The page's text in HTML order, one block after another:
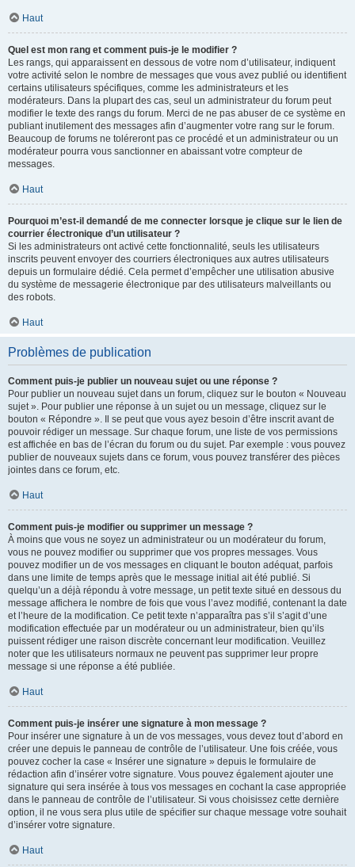
Haut
Quel est mon rang et comment puis-je le modifier ?
Les rangs, qui apparaissent en dessous de votre nom d’utilisateur, indiquent
votre activité selon le nombre de messages que vous avez publié ou identifient
certains utilisateurs spécifiques, comme les administrateurs et les
modérateurs. Dans la plupart des cas, seul un administrateur du forum peut
modifier le texte des rangs du forum. Merci de ne pas abuser de ce système en
publiant inutilement des messages afin d’augmenter votre rang sur le forum.
Beaucoup de forums ne toléreront pas ce procédé et un administrateur ou un
modérateur pourra vous sanctionner en abaissant votre compteur de
messages.
Haut
Pourquoi m’est-il demandé de me connecter lorsque je clique sur le lien de
courrier électronique d’un utilisateur ?
Si les administrateurs ont activé cette fonctionnalité, seuls les utilisateurs
inscrits peuvent envoyer des courriers électroniques aux autres utilisateurs
depuis un formulaire dédié. Cela permet d’empêcher une utilisation abusive
du système de messagerie électronique par des utilisateurs malveillants ou
des robots.
Haut
Problèmes de publication
Comment puis-je publier un nouveau sujet ou une réponse ?
Pour publier un nouveau sujet dans un forum, cliquez sur le bouton « Nouveau
sujet ». Pour publier une réponse à un sujet ou un message, cliquez sur le
bouton « Répondre ». Il se peut que vous ayez besoin d’être inscrit avant de
pouvoir rédiger un message. Sur chaque forum, une liste de vos permissions
est affichée en bas de l’écran du forum ou du sujet. Par exemple : vous pouvez
publier de nouveaux sujets dans ce forum, vous pouvez transférer des pièces
jointes dans ce forum, etc.
Haut
Comment puis-je modifier ou supprimer un message ?
À moins que vous ne soyez un administrateur ou un modérateur du forum,
vous ne pouvez modifier ou supprimer que vos propres messages. Vous
pouvez modifier un de vos messages en cliquant le bouton adéquat, parfois
dans une limite de temps après que le message initial ait été publié. Si
quelqu’un a déjà répondu à votre message, un petit texte situé en dessous du
message affichera le nombre de fois que vous l’avez modifié, contenant la date
et l’heure de la modification. Ce petit texte n’apparaîtra pas s’il s’agit d’une
modification effectuée par un modérateur ou un administrateur, bien qu’ils
puissent rédiger une raison discrète concernant leur modification. Veuillez
noter que les utilisateurs normaux ne peuvent pas supprimer leur propre
message si une réponse a été publiée.
Haut
Comment puis-je insérer une signature à mon message ?
Pour insérer une signature à un de vos messages, vous devez tout d’abord en
créer une depuis le panneau de contrôle de l’utilisateur. Une fois créée, vous
pouvez cocher la case « Insérer une signature » depuis le formulaire de
rédaction afin d’insérer votre signature. Vous pouvez également ajouter une
signature qui sera insérée à tous vos messages en cochant la case appropriée
dans le panneau de contrôle de l’utilisateur. Si vous choisissez cette dernière
option, il ne vous sera plus utile de spécifier sur chaque message votre souhait
d’insérer votre signature.
Haut